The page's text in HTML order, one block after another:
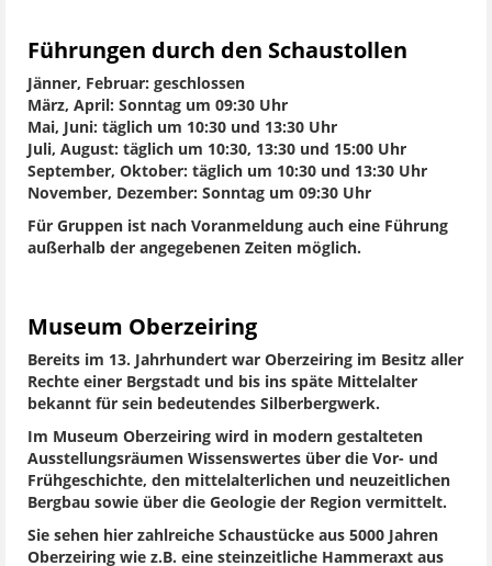
Führungen durch den Schaustollen
Jänner, Februar: geschlossen
März, April: Sonntag um 09:30 Uhr
Mai, Juni: täglich um 10:30 und 13:30 Uhr
Juli, August: täglich um 10:30, 13:30 und 15:00 Uhr
September, Oktober: täglich um 10:30 und 13:30 Uhr
November, Dezember: Sonntag um 09:30 Uhr
Für Gruppen ist nach Voranmeldung auch eine Führung
außerhalb der angegebenen Zeiten möglich.
Museum Oberzeiring
Bereits im 13. Jahrhundert war Oberzeiring im Besitz aller
Rechte einer Bergstadt und bis ins späte Mittelalter
bekannt für sein bedeutendes Silberbergwerk.
Im Museum Oberzeiring wird in modern gestalteten
Ausstellungsräumen Wissenswertes über die Vor- und
Frühgeschichte, den mittelalterlichen und neuzeitlichen
Bergbau sowie über die Geologie der Region vermittelt.
Sie sehen hier zahlreiche Schaustücke aus 5000 Jahren
Oberzeiring wie z.B. eine steinzeitliche Hammeraxt aus